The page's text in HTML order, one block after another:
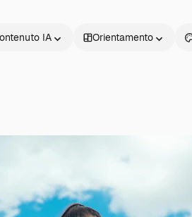
IA Orientamento
Prodotti